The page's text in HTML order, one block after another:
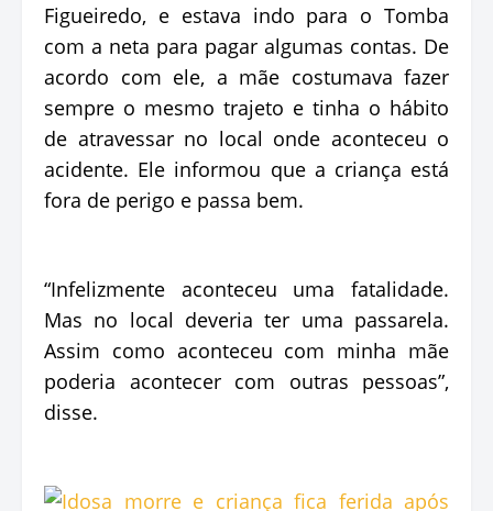
Figueiredo, e estava indo para o Tomba
com a neta para pagar algumas contas. De
acordo com ele, a mãe costumava fazer
sempre o mesmo trajeto e tinha o hábito
de atravessar no local onde aconteceu o
acidente. Ele informou que a criança está
fora de perigo e passa bem.
“Infelizmente aconteceu uma fatalidade.
Mas no local deveria ter uma passarela.
Assim como aconteceu com minha mãe
poderia acontecer com outras pessoas”,
disse.